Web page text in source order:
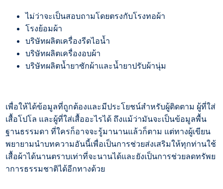
ไม่ว่าจะเป็นสอบถามโดยตรงกับโรงทอผ้า
โรงย้อมผ้า
บริษัทผลิตเครื่องรีดไอน้ำ
บริษัทผลิตเครื่องอบผ้า
บริษัทผลิตน้ำยาซักผ้าและน้ำยาปรับผ้านุ่ม
เพื่อให้ได้ข้อมูลที่ถูกต้องและมีประโยชน์สำหรับผู้ติดตาม ผู้ที่ใส่
เสื้อโปโล และผู้ที่ใส่เสื้ออะไรได้ ถึงแม้ว่ามันจะเป็นข้อมูลพื้น
ฐานธรรมดา ที่ใครก็อาจจะรู้มานานแล้วก็ตาม แต่ทางผู้เขียน
พยายามนำบทความอันนี้เพื่อเป็นการช่วยส่งเสริมให้ทุกท่านใช้
เสื้อผ้าได้นานตราบเท่าที่จะนานได้และยังเป็นการช่วยลดทรัพย
าการธรรมชาติได้อีกทางด้วย